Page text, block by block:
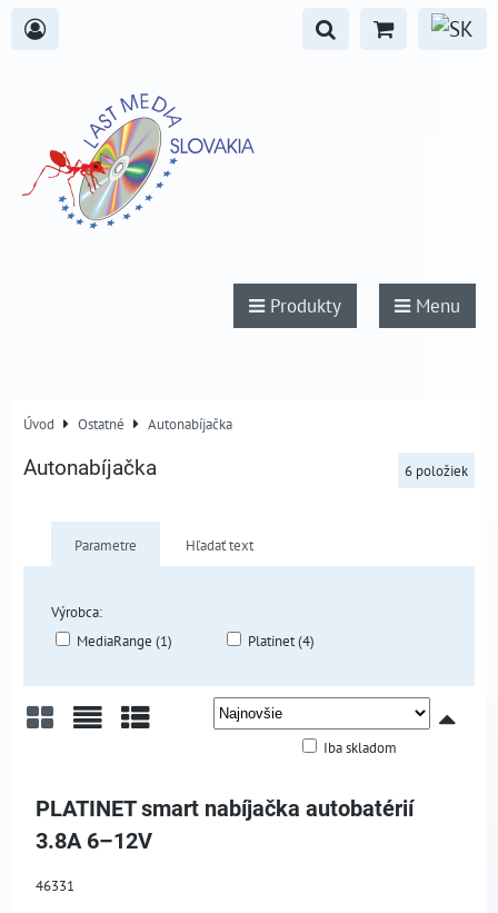
Produkty Menu
Úvod Ostatné Autonabíjačka
Autonabíjačka 6 položiek
Parametre Hľadať text
Výrobca:
MediaRange (1)
Platinet (4)
Iba skladom
PLATINET smart nabíjačka autobatérií
3.8A 6–12V
46331